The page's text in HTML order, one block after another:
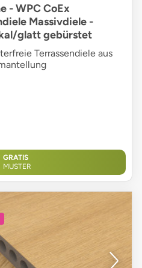
- WPC CoEx
Massivdiele -
glatt gebürstet
Terrassendiele aus
GRATIS
MUSTER